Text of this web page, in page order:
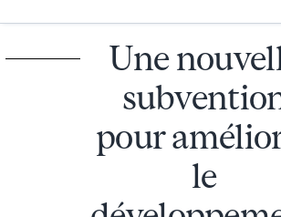
Une
pour
le